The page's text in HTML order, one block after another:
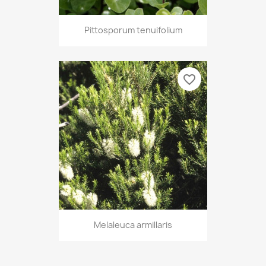
Pittosporum tenuifolium
Melaleuca armillaris
favorite_border